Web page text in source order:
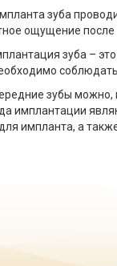
зуба
ощущение
зуба –
зубы можно,
имплантации
импланта, а